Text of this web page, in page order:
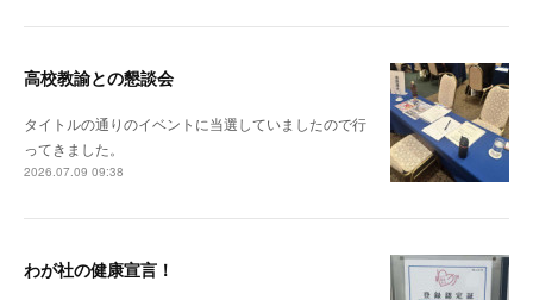
高校教諭との懇談会
タイトルの通りのイベントに当選していましたので行
ってきました。
2026.07.09 09:38
わが社の健康宣言！